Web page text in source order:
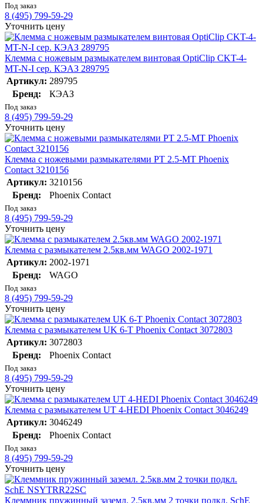
Под заказ
8 (495) 799-59-29
Уточнить цену
Клемма с ножевым размыкателем винтовая OptiClip CKT-4-
MT-N-I сер. КЭАЗ 289795
Артикул: 289795
Бренд:
КЭАЗ
Под заказ
8 (495) 799-59-29
Уточнить цену
Клемма с ножевыми размыкателями PT 2.5-MT Phoenix
Contact 3210156
Артикул: 3210156
Бренд:
Phoenix Contact
Под заказ
8 (495) 799-59-29
Уточнить цену
Клемма с размыкателем 2.5кв.мм WAGO 2002-1971
Артикул: 2002-1971
Бренд:
WAGO
Под заказ
8 (495) 799-59-29
Уточнить цену
Клемма с размыкателем UK 6-T Phoenix Contact 3072803
Артикул: 3072803
Бренд:
Phoenix Contact
Под заказ
8 (495) 799-59-29
Уточнить цену
Клемма с размыкателем UT 4-HEDI Phoenix Contact 3046249
Артикул: 3046249
Бренд:
Phoenix Contact
Под заказ
8 (495) 799-59-29
Уточнить цену
Клеммник пружинный заземл. 2.5кв.мм 2 точки подкл. SchE